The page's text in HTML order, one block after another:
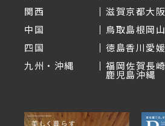
関西
滋賀京都大阪
中国
鳥取島根岡山
四国
徳島香川愛媛
九州・沖縄
福岡佐賀長崎
鹿児島沖縄